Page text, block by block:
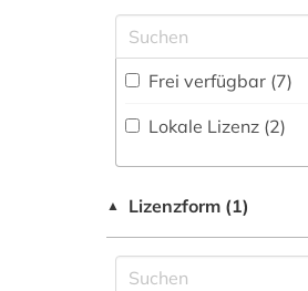
Energietechnik (0)
Ethnologie (0)
Geographie (2)
(0)
Niederlandistik.
buchhandel (38)
(1)
cd-rom (1)
computerspiel (1)
datenbank (2)
(0)
Biographische
Datenbank (3
Disziplinäre
Frei verfügbar (7)
Lokale Lizenz (2)
▲ Lizenzform (1)